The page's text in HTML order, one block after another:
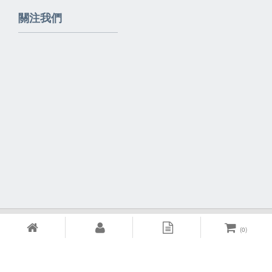
關注我們
Powered By (0)